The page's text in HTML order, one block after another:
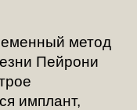
метод
Пейрони
имплант,